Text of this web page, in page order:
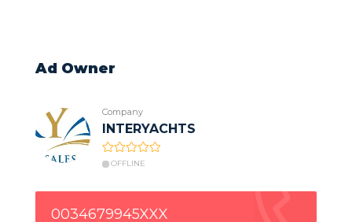
Ad Owner
Company
INTERYACHTS
OFFLINE
0034679945XXX